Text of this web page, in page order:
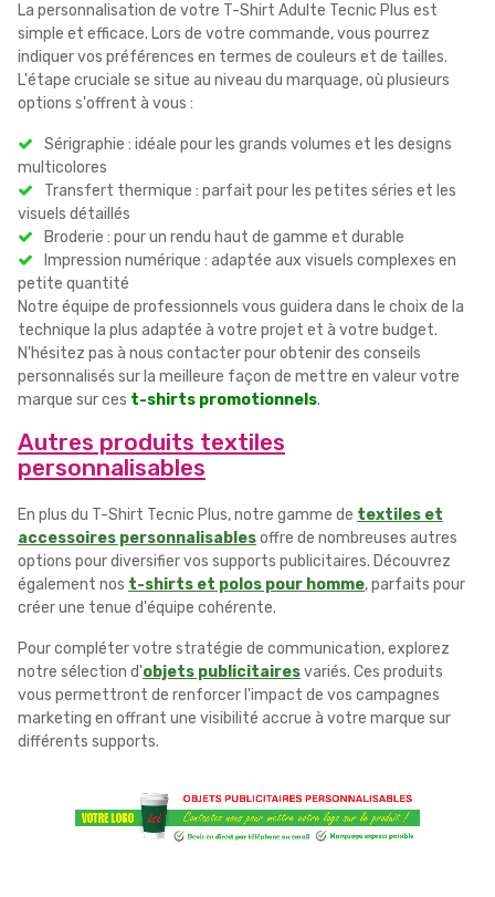
La personnalisation de votre T-Shirt Adulte Tecnic Plus est
simple et efficace. Lors de votre commande, vous pourrez
indiquer vos préférences en termes de couleurs et de tailles.
L'étape cruciale se situe au niveau du marquage, où plusieurs
options s'offrent à vous :
Sérigraphie : idéale pour les grands volumes et les designs
multicolores
Transfert thermique : parfait pour les petites séries et les
visuels détaillés
Broderie : pour un rendu haut de gamme et durable
Impression numérique : adaptée aux visuels complexes en
petite quantité
Notre équipe de professionnels vous guidera dans le choix de la
technique la plus adaptée à votre projet et à votre budget.
N'hésitez pas à nous contacter pour obtenir des conseils
personnalisés sur la meilleure façon de mettre en valeur votre
marque sur ces t-shirts promotionnels.
Autres produits textiles
personnalisables
En plus du T-Shirt Tecnic Plus, notre gamme de textiles et
accessoires personnalisablesoffre de nombreuses autres
options pour diversifier vos supports publicitaires. Découvrez
également nos t-shirts et polos pour homme, parfaits pour
créer une tenue d'équipe cohérente.
Pour compléter votre stratégie de communication, explorez
notre sélection d'objets publicitairesvariés. Ces produits
vous permettront de renforcer l'impact de vos campagnes
marketing en offrant une visibilité accrue à votre marque sur
différents supports.